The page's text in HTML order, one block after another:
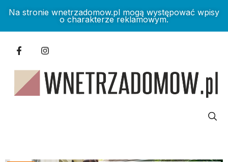
Na stronie wnetrzadomow.pl mogą występować wpisy
o charakterze reklamowym.